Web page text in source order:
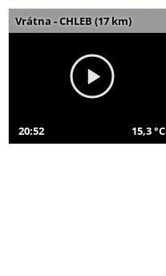
Vrátna - CHLEB (17 km)
20:52 15,3 °C